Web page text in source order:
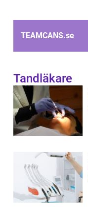
TEAMCANS.se
Tandläkare